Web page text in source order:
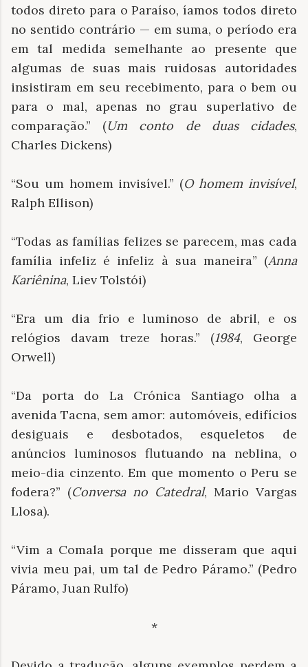
todos direto para o Paraíso, íamos todos direto
no sentido contrário — em suma, o período era
em tal medida semelhante ao presente que
algumas de suas mais ruidosas autoridades
insistiram em seu recebimento, para o bem ou
para o mal, apenas no grau superlativo de
comparação.” (Um conto de duas cidades,
Charles Dickens)
“Sou um homem invisível.” (O homem invisível,
Ralph Ellison)
“Todas as famílias felizes se parecem, mas cada
família infeliz é infeliz à sua maneira” (Anna
Kariênina, Liev Tolstói)
“Era um dia frio e luminoso de abril, e os
relógios davam treze horas.” (1984, George
Orwell)
“Da porta do La Crónica Santiago olha a
avenida Tacna, sem amor: automóveis, edifícios
desiguais e desbotados, esqueletos de
anúncios luminosos flutuando na neblina, o
meio-dia cinzento.Em que momento o Peru se
fodera?” (Conversa no Catedral, Mario Vargas
Llosa).
“Vim a Comala porque me disseram que aqui
vivia meu pai, um tal de Pedro Páramo.” (Pedro
Páramo, Juan Rulfo)
*